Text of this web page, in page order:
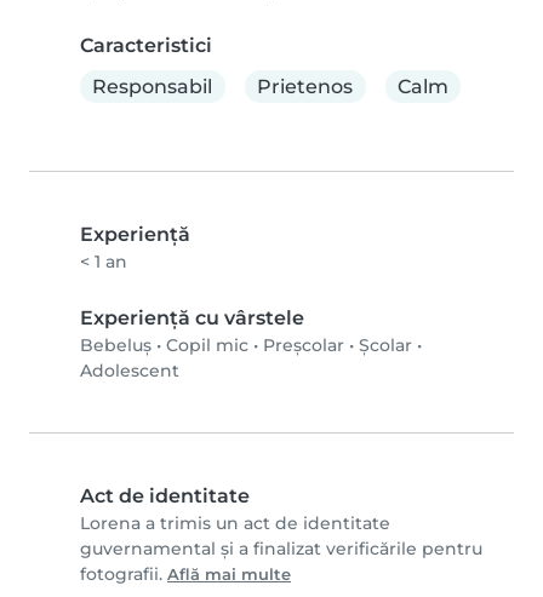
Caracteristici
Responsabil
Prietenos Calm
Experienţă
< 1 an
Experiență cu vârstele
Bebeluș • Copil mic • Preșcolar • Școlar •
Adolescent
Act de identitate
Lorena a trimis un act de identitate
guvernamental și a finalizat verificările pentru
fotografii. Află mai multe